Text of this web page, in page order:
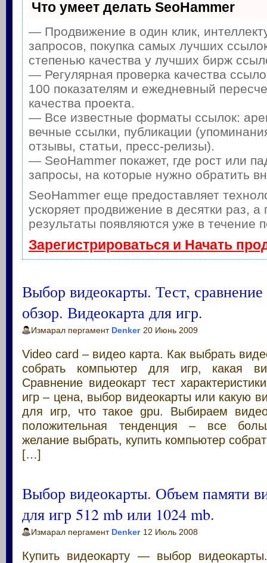
Что умеет делать SeoHammer
— Продвижение в один клик,
запросов, покупка самых лучших
степенью качества у лучших бирж
— Регулярная проверка качества
100 показателям и ежедневный
качества проекта.
— Все известные форматы ссылок:
вечные ссылки, публикации
отзывы, статьи, пресс-релизы).
— SeoHammer покажет, где рост или
запросы, на которые нужно обратить
SeoHammer еще предоставляет
ускоряет продвижение в десятки раз, а
результаты появляются уже в течение
Зарегистрироваться и Начать
Выбор видеокарты. Тест, сравнение
обзор. Видеокарта для игр.
Измарал пергамент Denker 20 Июнь 2009
Video card – видео карта. Как выбрать
собрать компьютер для игр, какая
Сравнение видеокарт тест
игр – цена, выбор видеокарты или какую
для игр, что такое gpu. Выбираем
положительная тенденция – все
желание выбрать, купить компьютер
[…]
Выбор видеокарты. Объем памяти
для игр 512 mb или 1024 mb.
Измарал пергамент Denker 12 Июль 2008
Купить видеокарту — выбор